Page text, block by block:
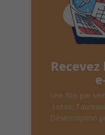
Une fois par
Lotos,
Désinscription